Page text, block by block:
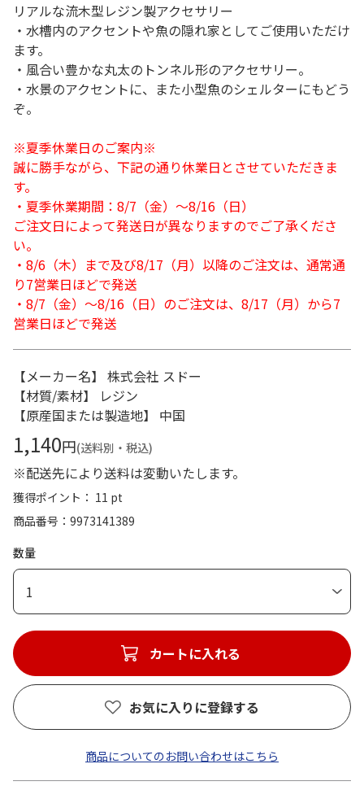
リアルな流木型レジン製アクセサリー
・水槽内のアクセントや魚の隠れ家としてご使用いただけ
ます。
・風合い豊かな丸太のトンネル形のアクセサリー。
・水景のアクセントに、また小型魚のシェルターにもどう
ぞ。
※夏季休業日のご案内※
誠に勝手ながら、下記の通り休業日とさせていただきま
す。
・夏季休業期間：8/7（金）～8/16（日）
ご注文日によって発送日が異なりますのでご了承くださ
い。
・8/6（木）まで及び8/17（月）以降のご注文は、通常通
り7営業日ほどで発送
・8/7（金）～8/16（日）のご注文は、8/17（月）から7
営業日ほどで発送
【メーカー名】 株式会社 スドー
【材質/素材】 レジン
【原産国または製造地】 中国
1,140円(送料別・税込)
※配送先により送料は変動いたします。
獲得ポイント： 11 pt
商品番号
9973141389
数量
1
カートに入れる
お気に入りに登録する
商品についてのお問い合わせはこちら